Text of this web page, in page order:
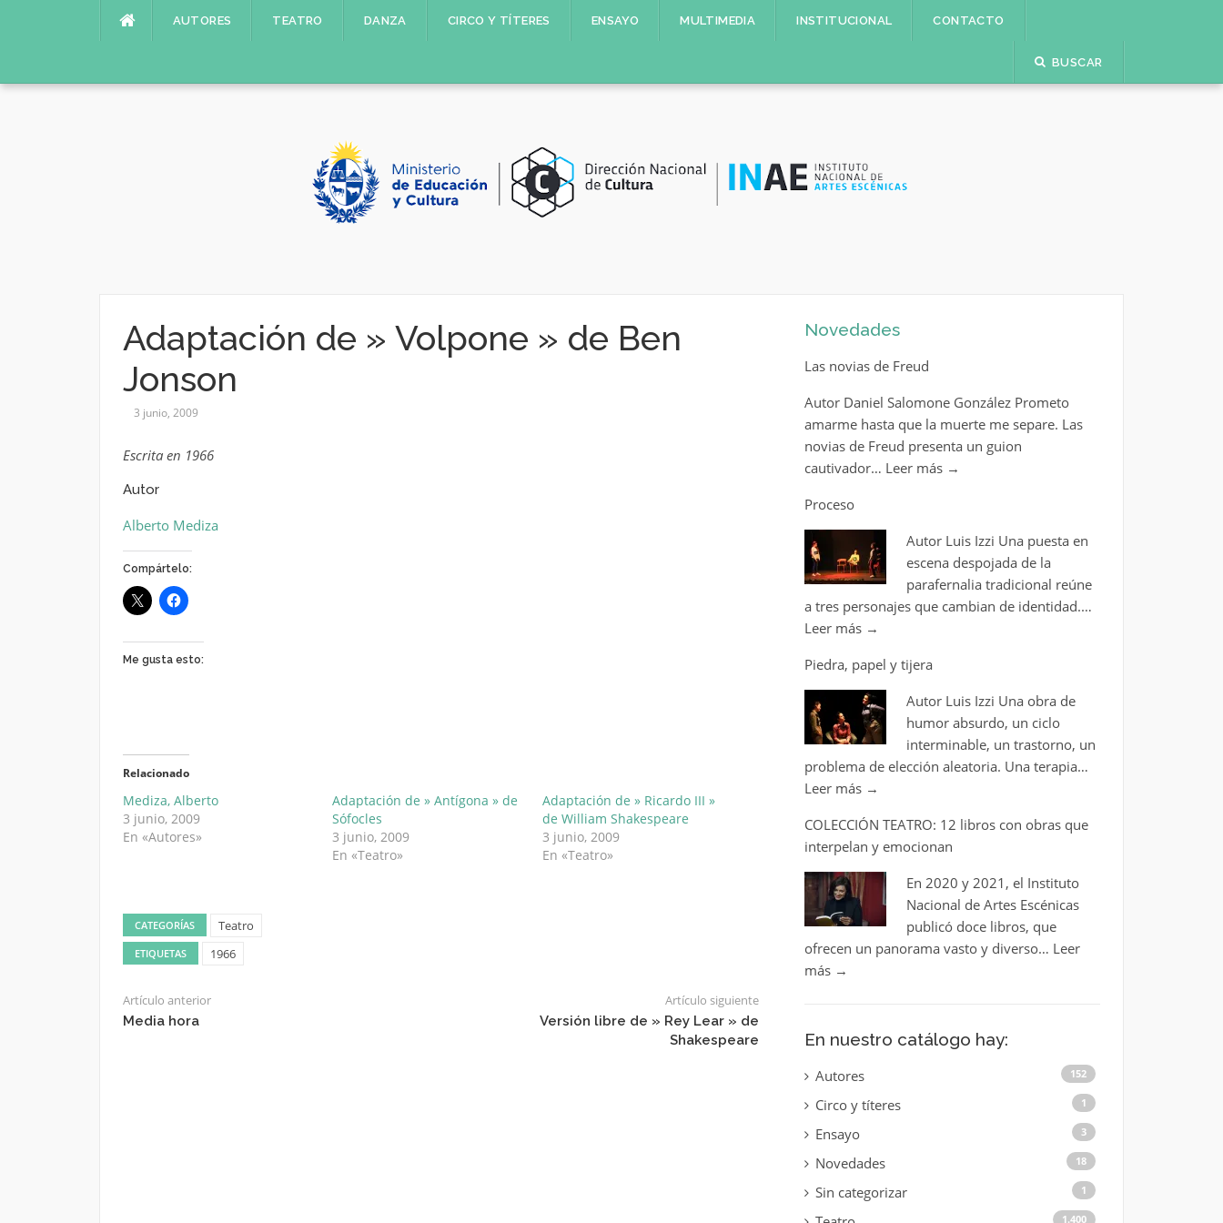
AUTORES TEATRO DANZA CIRCO Y TÍTERES ENSAYO MULTIMEDIA INSTITUCIONAL CONTACTO
BUSCAR
Adaptación de » Volpone » de Ben
Jonson
3 junio, 2009
Escrita en 1966
Autor
Alberto Mediza
Compártelo:
Me gusta esto:
Relacionado
Mediza, Alberto
3 junio, 2009
En «Autores»
Adaptación de » Antígona » de
Sófocles
3 junio, 2009
En «Teatro»
Adaptación de » Ricardo III »
de William Shakespeare
3 junio, 2009
En «Teatro»
CATEGORÍAS Teatro
ETIQUETAS 1966
Artículo anterior
Media hora
Artículo siguiente
Versión libre de » Rey Lear » de
Shakespeare
Novedades
Las novias de Freud
Autor Daniel Salomone González Prometo
amarme hasta que la muerte me separe. Las
novias de Freud presenta un guion
cautivador… Leer más →
Proceso
Autor Luis Izzi Una puesta en
escena despojada de la
parafernalia tradicional reúne
a tres personajes que cambian de identidad.…
Leer más →
Piedra, papel y tijera
Autor Luis Izzi Una obra de
humor absurdo, un ciclo
interminable, un trastorno, un
problema de elección aleatoria. Una terapia…
Leer más →
COLECCIÓN TEATRO: 12 libros con obras que
interpelan y emocionan
En 2020 y 2021, el Instituto
Nacional de Artes Escénicas
publicó doce libros, que
ofrecen un panorama vasto y diverso… Leer
más →
En nuestro catálogo hay:
Autores 152
Circo y títeres 1
Ensayo 3
Novedades 18
Sin categorizar 1
1.400